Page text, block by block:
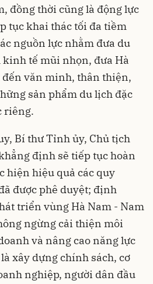
đồng thời cũng là động lực
tục khai thác tối đa tiềm
nguồn lực nhằm đưa du
tế mũi nhọn, đưa Hà
văn minh, thân thiện,
sản phẩm du lịch đặc
riêng.
Bí thư Tỉnh ủy, Chủ tịch
định sẽ tiếp tục hoàn
hiện hiệu quả các quy
được phê duyệt; định
triển vùng Hà Nam - Nam
ngừng cải thiện môi
và nâng cao năng lực
xây dựng chính sách, cơ
nghiệp, người dân đầu